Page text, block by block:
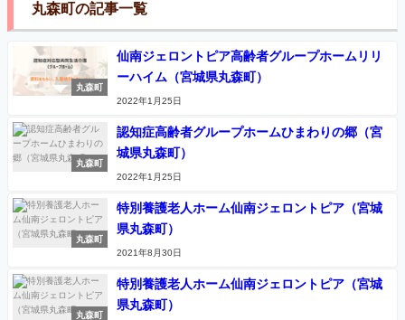
丸森町の記事一覧
丸森町
仙南ジェロントピア高齢者グループホームリリ
ーハイム（宮城県丸森町）
2022年1月25日
丸森町
認知症高齢者グループホームひまわりの郷（宮
城県丸森町）
2022年1月25日
丸森町
特別養護老人ホーム仙南ジェロントピア（宮城
県丸森町）
2021年8月30日
丸森町
特別養護老人ホーム仙南ジェロントピア（宮城
県丸森町）